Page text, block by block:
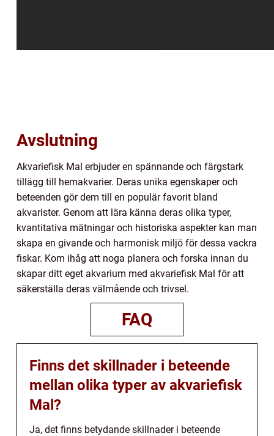
Avslutning
Akvariefisk Mal erbjuder en spännande och färgstark
tillägg till hemakvarier. Deras unika egenskaper och
beteenden gör dem till en populär favorit bland
akvarister. Genom att lära känna deras olika typer,
kvantitativa mätningar och historiska aspekter kan man
skapa en givande och harmonisk miljö för dessa vackra
fiskar. Kom ihåg att noga planera och forska innan du
skapar ditt eget akvarium med akvariefisk Mal för att
säkerställa deras välmående och trivsel.
FAQ
Finns det skillnader i beteende
mellan olika typer av akvariefisk
Mal?
Ja, det finns betydande skillnader i beteende